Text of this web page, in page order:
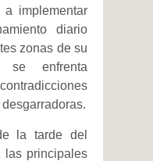
a implementar
diario
zonas de su
se enfrenta
la tarde del
las principales